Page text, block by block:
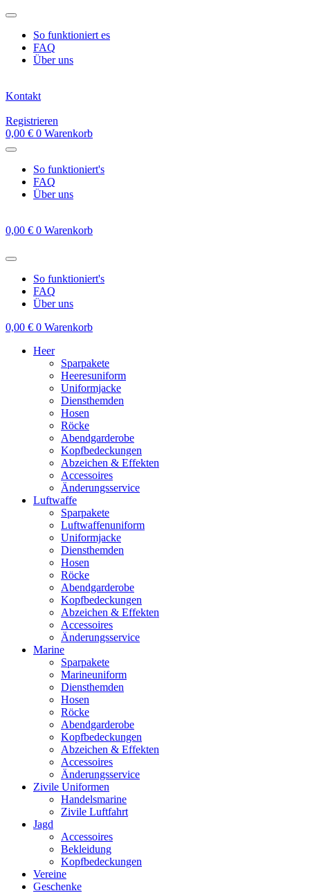
Zum
springenSo funktioniert es
FAQ
Über uns
Kontakt
Registrieren
0,00 € 0 Warenkorb
So funktioniert's
FAQ
Über uns
0,00 € 0 Warenkorb
So funktioniert's
FAQ
Über uns
0,00 € 0 Warenkorb
Heer
Sparpakete
Heeresuniform
Uniformjacke
Diensthemden
Hosen
Röcke
Abendgarderobe
Kopfbedeckungen
Abzeichen & Effekten
Accessoires
Änderungsservice
Luftwaffe
Sparpakete
Luftwaffenuniform
Uniformjacke
Diensthemden
Hosen
Röcke
Abendgarderobe
Kopfbedeckungen
Abzeichen & Effekten
Accessoires
Änderungsservice
Marine
Sparpakete
Marineuniform
Diensthemden
Hosen
Röcke
Abendgarderobe
Kopfbedeckungen
Abzeichen & Effekten
Accessoires
Änderungsservice
Zivile Uniformen
Handelsmarine
Zivile Luftfahrt
Jagd
Accessoires
Bekleidung
Kopfbedeckungen
Vereine
Geschenke